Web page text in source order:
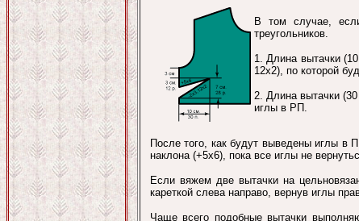
В том случае,
треугольников.
1. Длина вытачки
12х2), по которой
2. Длина вытачки
иглы в РП.
После того, как будут выведены иглы в
наклона (+5х6), пока все иглы не
Если вяжем две вытачки на
кареткой слева направо, вернув иглы
Чаще всего подобные вытачки